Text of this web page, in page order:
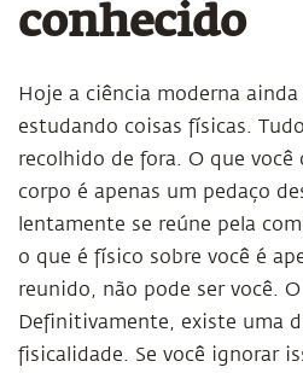
conhecido
Hoje a ciência moderna
estudando coisas físicas.
recolhido de fora. O que você
corpo é apenas um pedaço
lentamente se reúne pela
o que é físico sobre você é
reunido, não pode ser você. O
Definitivamente, existe uma
fisicalidade. Se você ignorar